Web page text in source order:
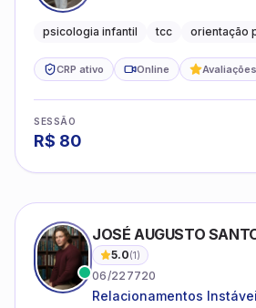
promovendo equilíbrio
psicologia infantil tcc orientação
CRP ativo Online Avaliações
SESSÃO
R$ 80
JOSÉ AUGUSTO
5.0(1)
06/227720
Relacionamentos